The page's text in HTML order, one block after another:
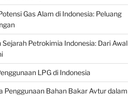
Gas Alam di Indonesia: Peluang
Sejarah Petrokimia Indonesia: Dari Awal
LPG di Indonesia
Penggunaan Bahan Bakar Avtur dalam